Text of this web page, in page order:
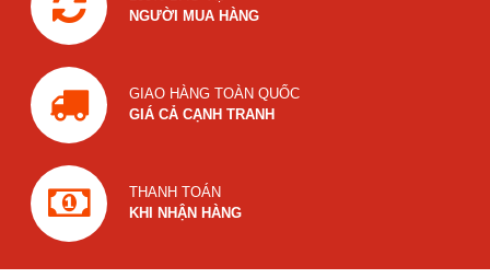
NGƯỜI MUA HÀNG
GIAO HÀNG TOÀN QUỐC
GIÁ CẢ CẠNH TRANH
THANH TOÁN
KHI NHẬN HÀNG